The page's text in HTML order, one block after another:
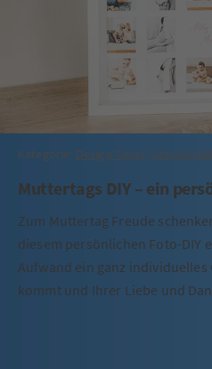
Kategorie: Design-Tipps,
Muttertags DIY – ein
Zum Muttertag Freude
diesem persönlichen Foto-DIY
Aufwand ein ganz individuelles
kommt und Ihrer Liebe und